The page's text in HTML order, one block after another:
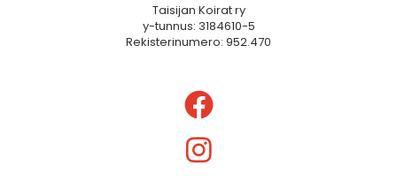
Taisijan Koirat ry
y-tunnus: 3184610-5
Rekisterinumero: 952.470